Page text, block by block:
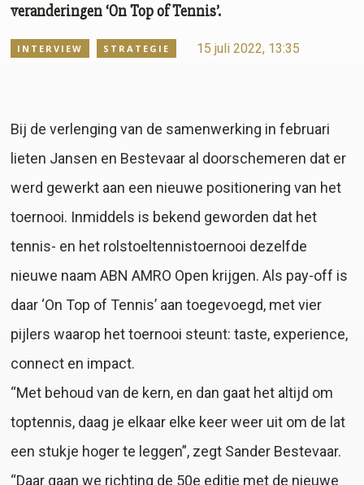
INTERVIEW STRATEGIE 15 juli 2022, 13:35
veranderingen ‘On Top of Tennis’.
Bij de verlenging van de samenwerking in februari
lieten Jansen en Bestevaar al doorschemeren dat er
werd gewerkt aan een nieuwe positionering van het
toernooi. Inmiddels is bekend geworden dat het
tennis- en het rolstoeltennistoernooi dezelfde
nieuwe naam ABN AMRO Open krijgen. Als pay-off is
daar ‘On Top of Tennis’ aan toegevoegd, met vier
pijlers waarop het toernooi steunt: taste, experience,
connect en impact.
“Met behoud van de kern, en dan gaat het altijd om
toptennis, daag je elkaar elke keer weer uit om de lat
een stukje hoger te leggen”, zegt Sander Bestevaar.
“Daar gaan we richting de 50e editie met de nieuwe